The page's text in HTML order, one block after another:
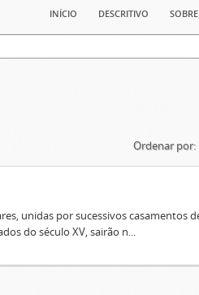
início descritivo sobre
Ordenar por:
unidas por sucessivos casamentos
do século XV, sairão n...